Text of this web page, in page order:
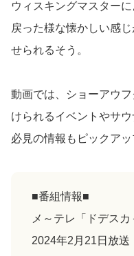
ウィスキングマスター
戻った様な懐かしい感
せられるそう。
動画では、ショーアウ
けられるイベントやサ
必見の情報もピックアッ
■番組情報■
メ～テレ「ドデスカ
2024年2月21日放送